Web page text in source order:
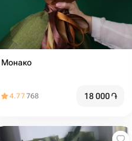
Монако
4.77768 18 000֏